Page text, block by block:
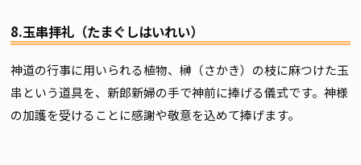
8.玉串拝礼（たまぐしはいれい）
神道の行事に用いられる植物、榊（さかき）の枝に麻つけた玉
串という道具を、新郎新婦の手で神前に捧げる儀式です。神様
の加護を受けることに感謝や敬意を込めて捧げます。